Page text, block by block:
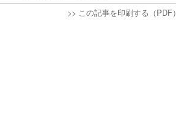
>> この記事を印刷する（PDF）